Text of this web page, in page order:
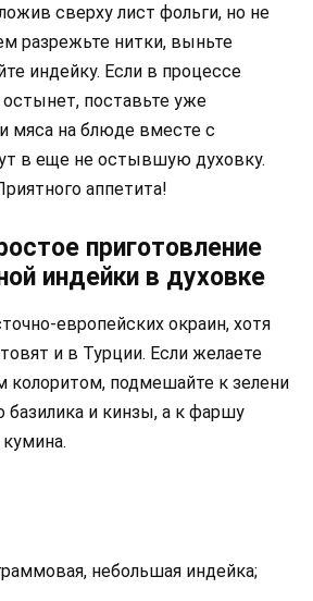
сверху лист фольги, но не
разрежьте нитки, выньте
индейку. Если в процессе
поставьте уже
мяса на блюде вместе с
в еще не остывшую духовку.
аппетита!
приготовление
индейки в духовке
европейских окраин, хотя
и в Турции. Если желаете
колоритом, подмешайте к зелени
базилика и кинзы, а к фаршу
небольшая индейка;